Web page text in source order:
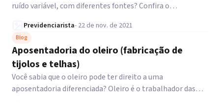
ruído variável, com diferentes fontes? Confira o
Previdenciarista- 22 de nov. de 2021
Blog
Aposentadoria do oleiro (fabricação de
tijolos e telhas)
Você sabia que o oleiro pode ter direito a uma
aposentadoria diferenciada? Oleiro é o trabalhador das